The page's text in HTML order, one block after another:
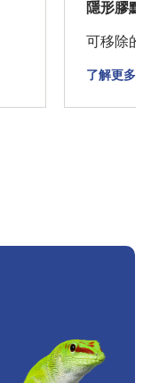
隱形膠點
可移除的
了解更多